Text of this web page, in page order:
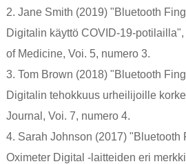
2. Jane Smith (2019) "Bluetooth
Digitalin käyttö COVID-19-
of Medicine, Voi. 5, numero 3.
3. Tom Brown (2018) "Bluetooth
Digitalin tehokkuus urheilijoille
Journal, Voi. 7, numero 4.
4. Sarah Johnson (2017) "Bluetooth
Oximeter Digital -laitteiden eri